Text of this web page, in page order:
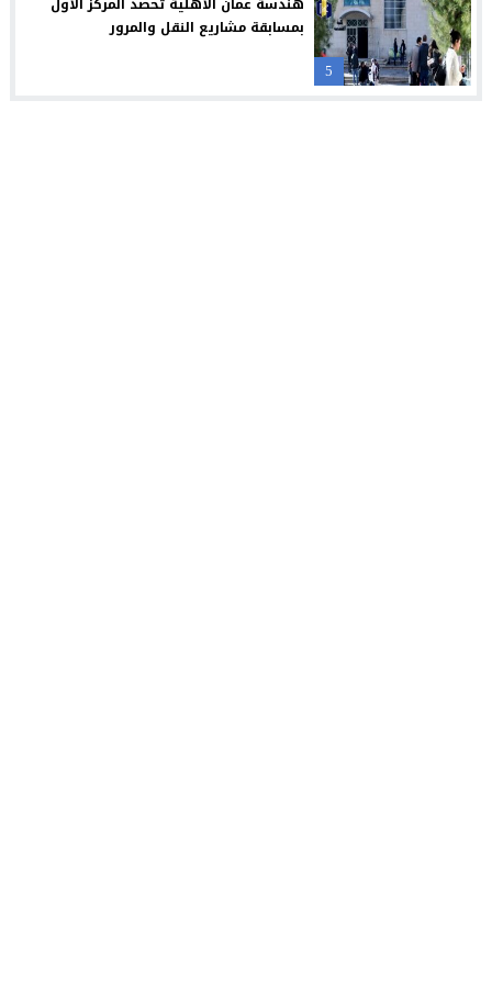
5
هندسة عمان الأهلية تحصد المركز الأول
بمسابقة مشاريع النقل والمرور